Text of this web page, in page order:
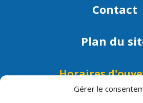
Gérer le
Contact
Plan du
Horaires
Lundi, mardi,